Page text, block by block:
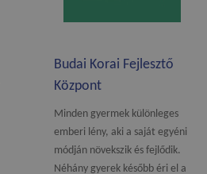
Budai Korai Fejlesztő
Központ
Minden gyermek különleges
emberi lény, aki a saját egyéni
módján növekszik és fejlődik.
Néhány gyerek később éri el a